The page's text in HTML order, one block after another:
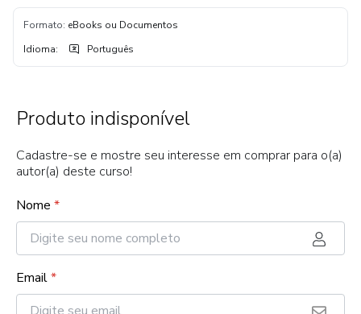
Formato: eBooks ou Documentos
Idioma: Português
Produto indisponível
Cadastre-se e mostre seu interesse em comprar para o(a)
autor(a) deste curso!
Nome *
Email*